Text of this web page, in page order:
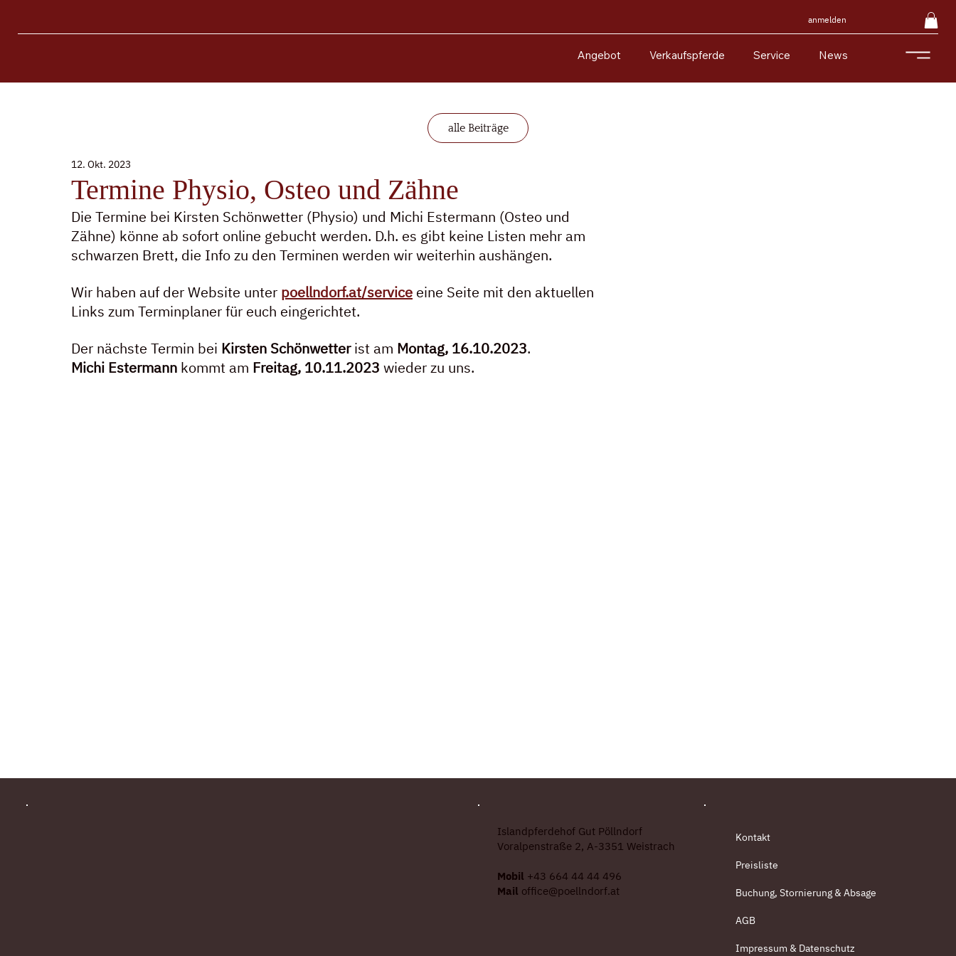
anmelden
Angebot Verkaufspferde Service News
alle Beiträge
Termine Physio, Osteo und Zähne
12. Okt. 2023
Die Termine bei Kirsten Schönwetter (Physio) und Michi Estermann (Osteo und
Zähne) könne ab sofort online gebucht werden. D.h. es gibt keine Listen mehr am
schwarzen Brett, die Info zu den Terminen werden wir weiterhin aushängen.
Wir haben auf der Website unter poellndorf.at/service eine Seite mit den aktuellen
Links zum Terminplaner für euch eingerichtet.
Der nächste Termin bei Kirsten Schönwetter ist am Montag, 16.10.2023.
Michi Estermann kommt am Freitag, 10.11.2023 wieder zu uns.
Islandpferdehof Gut Pöllndorf
Voralpenstraße 2, A-3351 Weistrach
Mobil +43 664 44 44 496
Mail office@poellndorf.at
Kontakt
Preisliste
Buchung, Stornierung & Absage
AGB
Impressum & Datenschutz